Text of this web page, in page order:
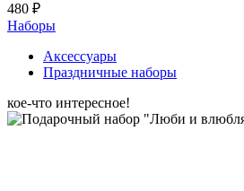
480 ₽
Наборы
Аксессуары
Праздничные наборы
кое-что интересное!